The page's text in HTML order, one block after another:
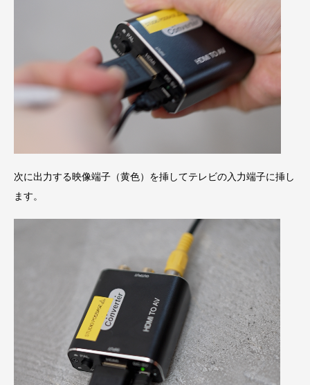
次に出力する映像端子（黄色）を挿してテレビの入力端子に挿し
ます。